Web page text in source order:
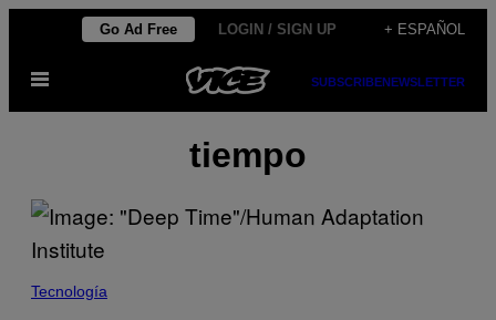
contenido
Go Ad Free LOGIN / SIGN UP + ESPAÑOL
Abrir
SUBSCRIBENEWSLETTER
tiempo
Tecnología